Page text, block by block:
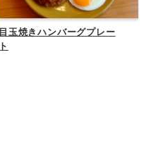
目玉焼きハンバーグプレー
ト